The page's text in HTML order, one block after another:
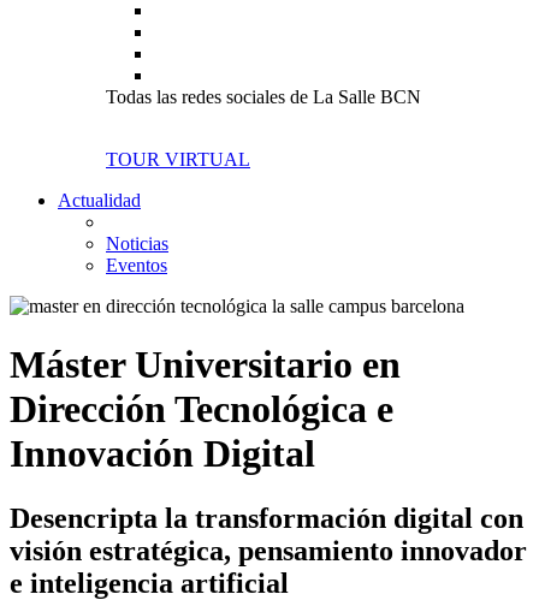
Todas las redes sociales de La Salle BCN
TOUR VIRTUAL
Actualidad
Noticias
Eventos
Máster Universitario en
Dirección Tecnológica e
Innovación Digital
Desencripta la transformación digital con
visión estratégica, pensamiento innovador
e inteligencia artificial